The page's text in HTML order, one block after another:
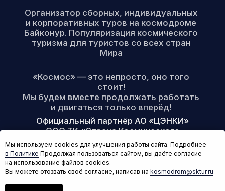
Мы используем cookies для улучшения работы сайта. Подробнее —
в Политике Продолжая пользоваться сайтом, вы даёте согласие
на использование файлов cookies.
Вы можете отозвать своё согласие, написав на kosmodrom@sktur.ru